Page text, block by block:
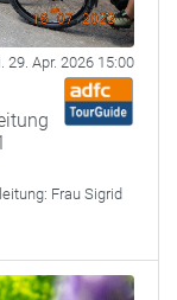
29. Apr. 2026 15:00
Frau Sigrid